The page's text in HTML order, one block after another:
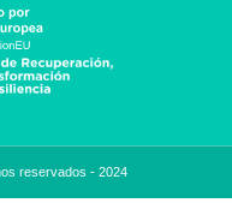
reservados - 2024